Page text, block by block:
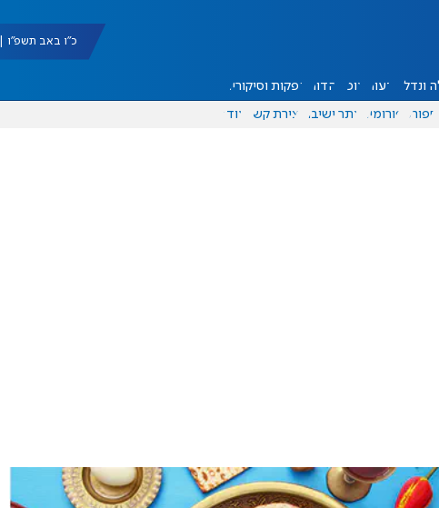
כ"ו באב תשפ"ו | 09/08/2026
ונדל"ן דעות אוכל יהדות הפקות וסיקורים
ספורט פורומים אתר ישיבה יצירת קשר עוד